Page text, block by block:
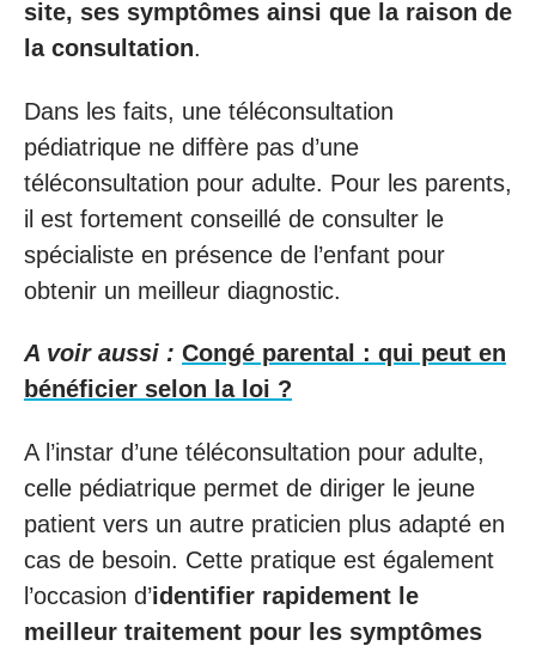
site, ses symptômes ainsi que la raison de
la consultation.
Dans les faits, une téléconsultation
pédiatrique ne diffère pas d’une
téléconsultation pour adulte. Pour les parents,
il est fortement conseillé de consulter le
spécialiste en présence de l’enfant pour
obtenir un meilleur diagnostic.
A voir aussi : Congé parental : qui peut en
bénéficier selon la loi ?
A l’instar d’une téléconsultation pour adulte,
celle pédiatrique permet de diriger le jeune
patient vers un autre praticien plus adapté en
cas de besoin. Cette pratique est également
l’occasion d’identifier rapidement le
meilleur traitement pour les symptômes